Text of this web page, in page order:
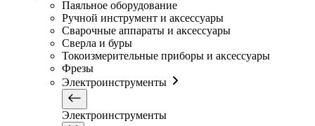
Паяльное оборудование
Ручной инструмент и аксессуары
Сварочные аппараты и аксессуары
Сверла и буры
Токоизмерительные приборы и аксессуары
Фрезы
Электроинструменты
Электроинструменты